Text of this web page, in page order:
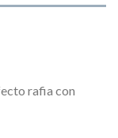
rafia con